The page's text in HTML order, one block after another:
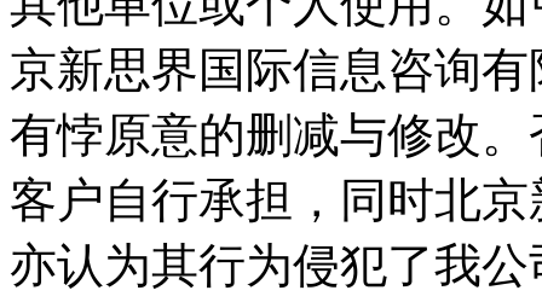
京新思界国际信息咨询
有悖原意的删减与修改
客户自行承担，同时北
亦认为其行为侵犯了我